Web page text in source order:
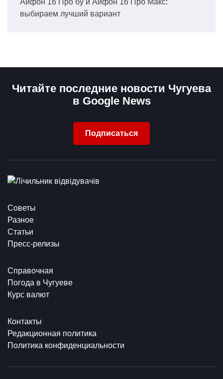
выбираем лучший вариант
Читайте последние новости Чугуева
в Google News
Подписаться
Советы
Разное
Статьи
Пресс-релизы
Справочная
Погода в Чугуеве
Курс валют
Контакты
Редакционная политика
Политика конфиденциальности